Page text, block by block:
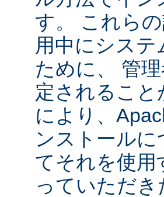
す。 これら
用中にシス
ために、 管
定されること
により、
ンストール
てそれを使用
っていただ